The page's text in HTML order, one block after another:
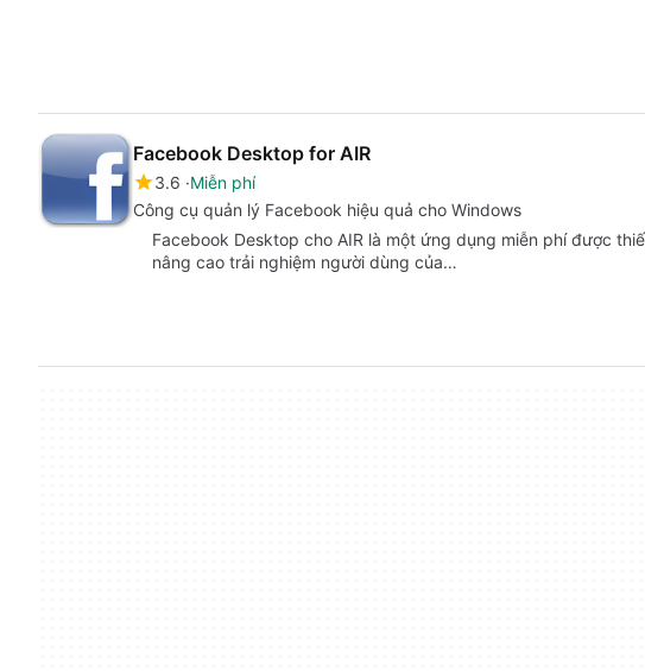
Facebook Desktop for AIR
3.6 Miễn phí
Công cụ quản lý Facebook hiệu quả cho Windows
Facebook Desktop cho AIR là một ứng dụng miễn phí được
nâng cao trải nghiệm người dùng của…